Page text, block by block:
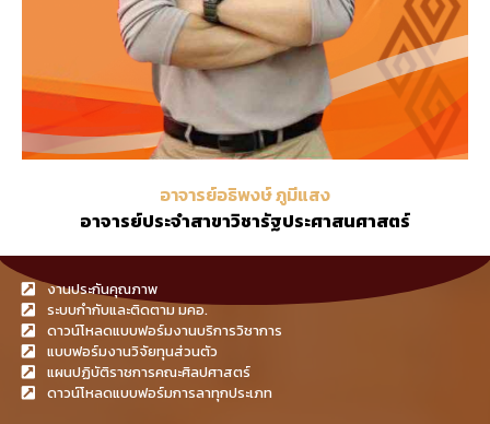
อาจารย์อธิพงษ์ ภูมีแสง
อาจารย์ประจำสาขาวิชารัฐประศาสนศาสตร์
งานประกันคุณภาพ
ระบบกำกับและติดตาม มคอ.
ดาวน์โหลดแบบฟอร์มงานบริการวิชาการ
แบบฟอร์มงานวิจัยทุนส่วนตัว
แผนปฏิบัติราชการคณะศิลปศาสตร์
ดาวน์โหลดแบบฟอร์มการลาทุกประเภท